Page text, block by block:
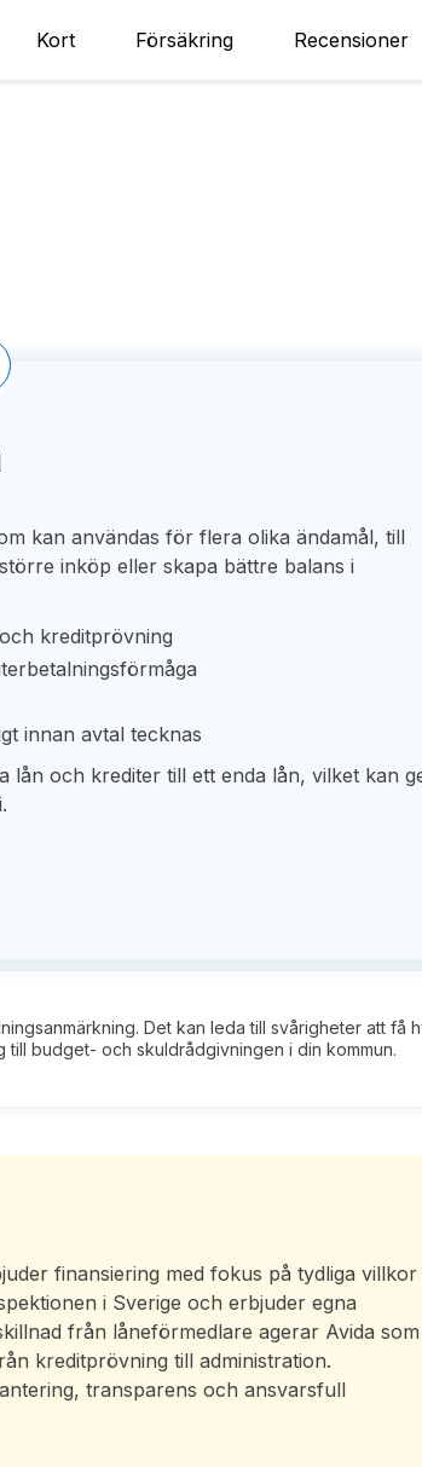
Kort Försäkring Recensioner
kan användas för flera olika ändamål, till
inköp eller skapa bättre balans i
kreditprövning
innan avtal tecknas
lån och krediter till ett enda lån, vilket kan
Det kan leda till svårigheter att få
budget- och skuldrådgivningen i din kommun.
finansiering med fokus på tydliga
i Sverige och erbjuder egna
från låneförmedlare agerar Avida som
kreditprövning till administration.
transparens och ansvarsfull